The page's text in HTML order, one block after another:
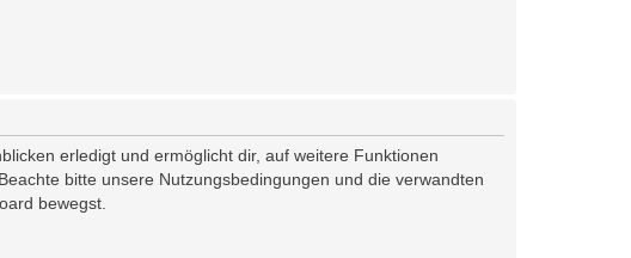
erledigt und ermöglicht dir, auf weitere Funktionen
bitte unsere Nutzungsbedingungen und die verwandten
bewegst.